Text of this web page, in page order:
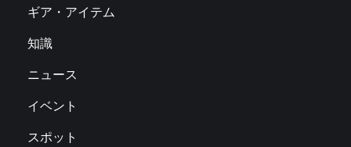
ギア・アイテム
知識
ニュース
イベント
スポット